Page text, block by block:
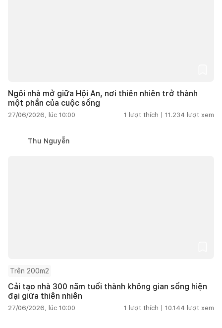
Ngôi nhà mở giữa Hội An, nơi thiên nhiên trở thành
một phần của cuộc sống
27/06/2026, lúc 10:00 1 lượt thích | 11.234 lượt xem
Thu Nguyễn
Trên 200m2
Cải tạo nhà 300 năm tuổi thành không gian sống hiện
đại giữa thiên nhiên
27/06/2026, lúc 10:00 1 lượt thích | 10.144 lượt xem